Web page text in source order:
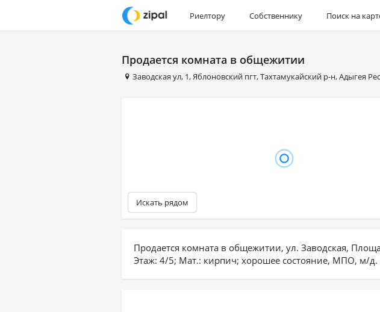
Риелтору Собственнику Поиск на
Продается комната в общежитии
Заводская ул, 1,Яблоновский пгт,Тахтамукайский р-н,Адыгея
Искать рядом
Продается комната в общежитии, ул. Заводская,
Этаж: 4/5; Мат.: кирпич; хорошее состояние, МПО, м/д.